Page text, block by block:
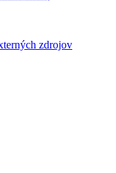
zdrojov